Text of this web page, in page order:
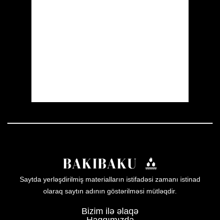
Saytda yerləşdirilmiş materialların istifadəsi zamanı istinad
olaraq saytın adının göstərilməsi mütləqdir.
Bizim ilə əlaqə